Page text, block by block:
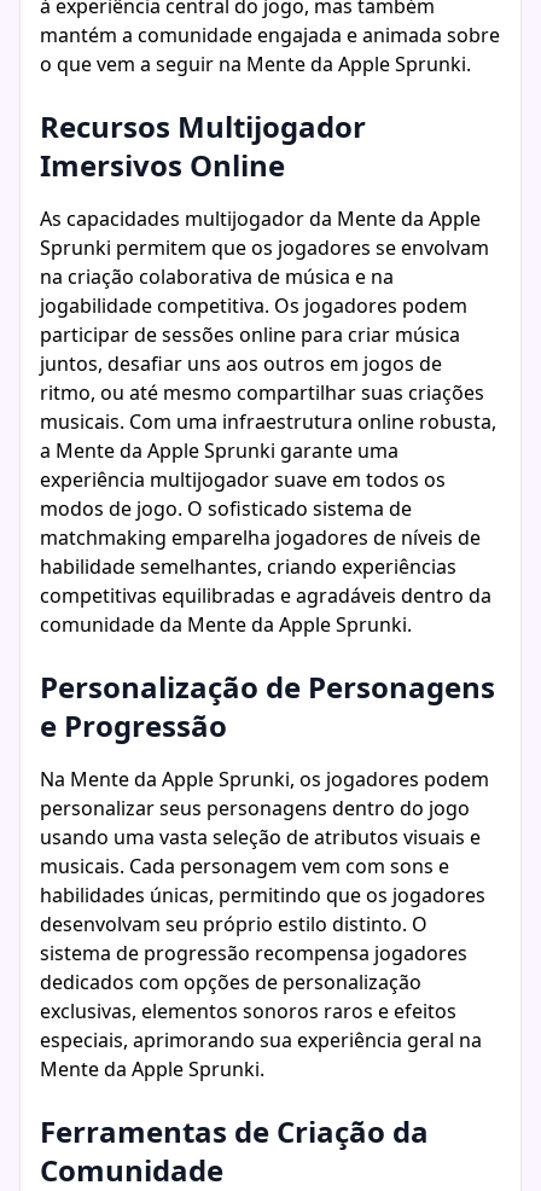
à experiência central do jogo, mas também
mantém a comunidade engajada e animada sobre
o que vem a seguir na Mente da Apple Sprunki.
Recursos Multijogador
Imersivos Online
As capacidades multijogador da Mente da Apple
Sprunki permitem que os jogadores se envolvam
na criação colaborativa de música e na
jogabilidade competitiva. Os jogadores podem
participar de sessões online para criar música
juntos, desafiar uns aos outros em jogos de
ritmo, ou até mesmo compartilhar suas criações
musicais. Com uma infraestrutura online robusta,
a Mente da Apple Sprunki garante uma
experiência multijogador suave em todos os
modos de jogo. O sofisticado sistema de
matchmaking emparelha jogadores de níveis de
habilidade semelhantes, criando experiências
competitivas equilibradas e agradáveis dentro da
comunidade da Mente da Apple Sprunki.
Personalização de Personagens
e Progressão
Na Mente da Apple Sprunki, os jogadores podem
personalizar seus personagens dentro do jogo
usando uma vasta seleção de atributos visuais e
musicais. Cada personagem vem com sons e
habilidades únicas, permitindo que os jogadores
desenvolvam seu próprio estilo distinto. O
sistema de progressão recompensa jogadores
dedicados com opções de personalização
exclusivas, elementos sonoros raros e efeitos
especiais, aprimorando sua experiência geral na
Mente da Apple Sprunki.
Ferramentas de Criação da
Comunidade